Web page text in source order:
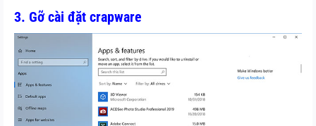
3. Gỡ cài đặt crapware